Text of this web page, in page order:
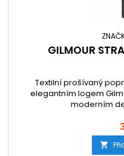
GILMOUR
Textilní prošívaný
elegantním logem
moderním
